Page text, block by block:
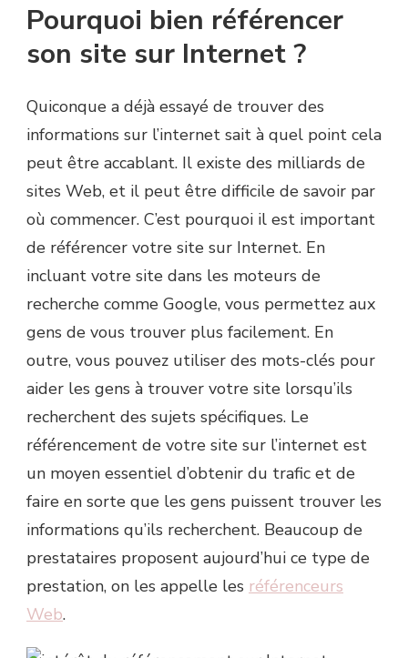
Pourquoi bien référencer
son site sur Internet ?
Quiconque a déjà essayé de trouver des
informations sur l’internet sait à quel point cela
peut être accablant. Il existe des milliards de
sites Web, et il peut être difficile de savoir par
où commencer. C’est pourquoi il est important
de référencer votre site sur Internet. En
incluant votre site dans les moteurs de
recherche comme Google, vous permettez aux
gens de vous trouver plus facilement. En
outre, vous pouvez utiliser des mots-clés pour
aider les gens à trouver votre site lorsqu’ils
recherchent des sujets spécifiques. Le
référencement de votre site sur l’internet est
un moyen essentiel d’obtenir du trafic et de
faire en sorte que les gens puissent trouver les
informations qu’ils recherchent. Beaucoup de
prestataires proposent aujourd’hui ce type de
prestation, on les appelle les référenceurs
Web.